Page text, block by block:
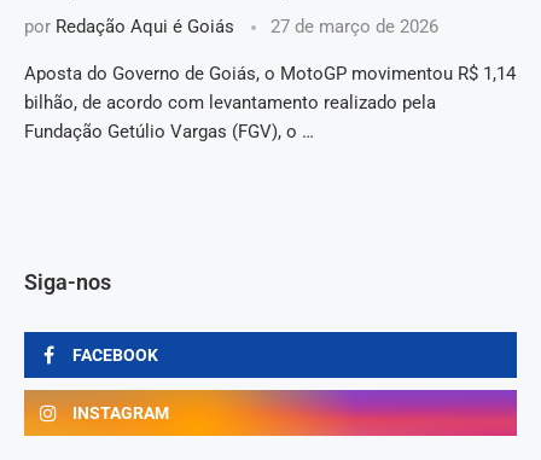
por Redação Aqui é Goiás 27 de março de 2026
Aposta do Governo de Goiás, o MotoGP movimentou R$ 1,14
bilhão, de acordo com levantamento realizado pela
Fundação Getúlio Vargas (FGV), o …
Siga-nos
FACEBOOK
INSTAGRAM